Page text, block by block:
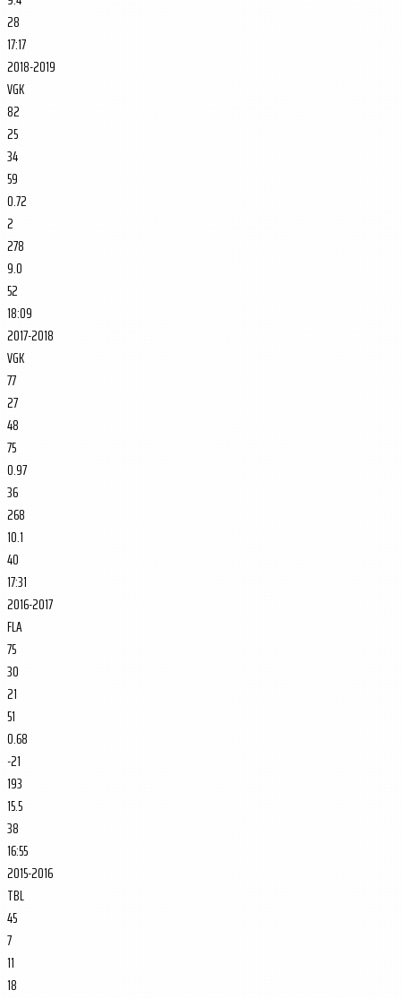
28
17:17
2018-2019
VGK
82
25
34
59
0.72
2
278
9.0
52
18:09
2017-2018
VGK
77
27
48
75
0.97
36
268
10.1
40
17:31
2016-2017
FLA
75
30
21
51
0.68
-21
193
15.5
38
16:55
2015-2016
TBL
45
7
11
18